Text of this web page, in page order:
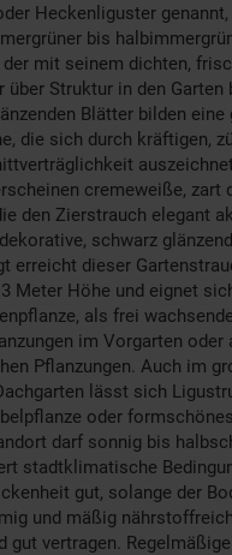
Heckenliguster
bis
mit seinem dichten,
über Struktur in den Garten
Blätter bilden eine
die sich durch kräftigen,
cremeweiße, zart
den Zierstrauch elegant
schwarz
erreicht dieser
Meter Höhe und eignet
als frei
im Vorgarten oder
Pflanzungen. Auch im
lässt sich
oder
darf sonnig bis
stadtklimatische
gut, solange der
und mäßig
gut vertragen.